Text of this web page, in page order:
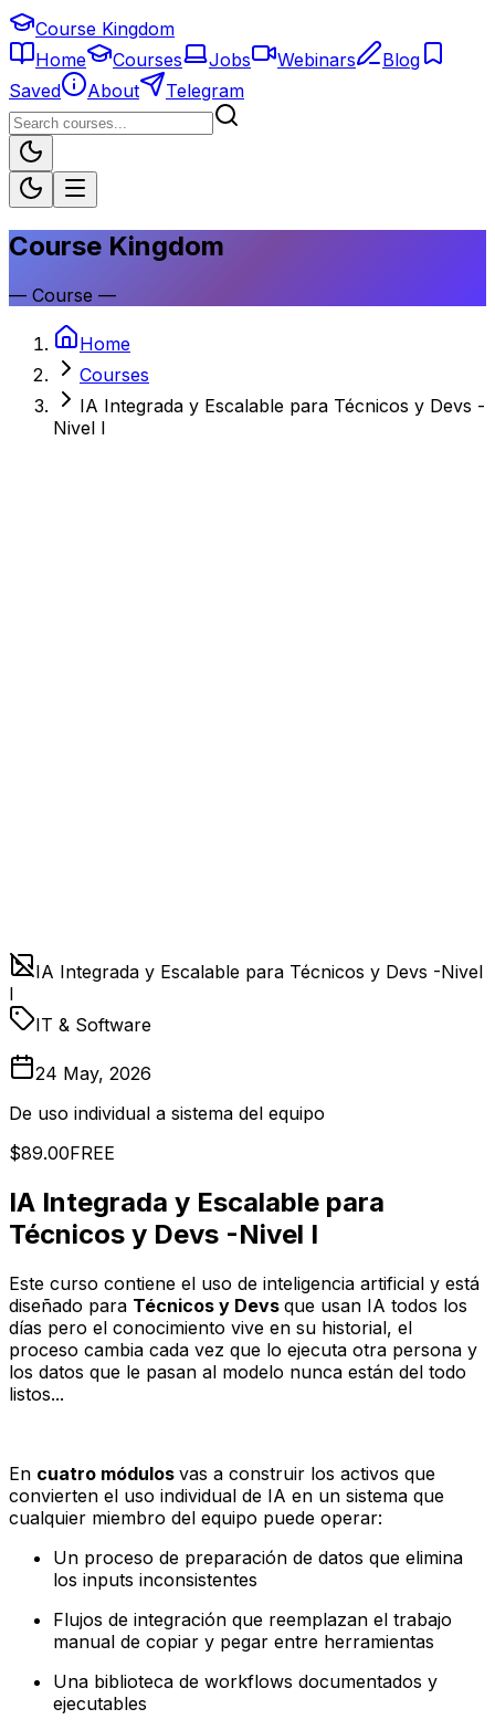
Course Kingdom
Home
Courses Jobs Webinars
Blog
Saved
About Telegram
Course Kingdom
— Course —
Home
Courses
IA Integrada y Escalable para Técnicos y Devs -
Nivel I
IA Integrada y Escalable para Técnicos y Devs -Nivel
I
IT & Software
24 May, 2026
De uso individual a sistema del equipo
$89.00FREE
IA Integrada y Escalable para
Técnicos y Devs -Nivel I
Este curso contiene el uso de inteligencia artificial y está
diseñado para Técnicos y Devs que usan IA todos los
días pero el conocimiento vive en su historial, el
proceso cambia cada vez que lo ejecuta otra persona y
los datos que le pasan al modelo nunca están del todo
listos...
En cuatro módulos vas a construir los activos que
convierten el uso individual de IA en un sistema que
cualquier miembro del equipo puede operar:
Un proceso de preparación de datos que elimina
los inputs inconsistentes
Flujos de integración que reemplazan el trabajo
manual de copiar y pegar entre herramientas
Una biblioteca de workflows documentados y
ejecutables